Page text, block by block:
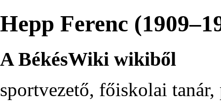
Hepp Ferenc
A BékésWiki wikiből
sportvezető, főiskolai tanár,